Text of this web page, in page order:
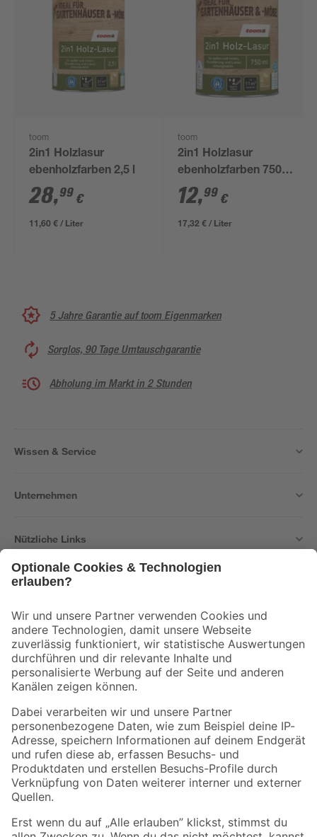
toom
2in1 Holzlasur
ebenholzfarben 2,5 l
28,99 €
11,60 € / Liter
toom
2in1 Holzlasur
ebenholzfarben 750
ml
12,99 €
17,32 € / Liter
5 Jahre Garantie auf toom Eigenmarken
Sorglos, 90 Tage Umtauschgarantie
Abholung im Markt in 2 Stunden
Wissen & Service
Unternehmen
Nützliche Links
Der toom Newsletter: Keine Angebote und Aktionen mehr verpassen!
Zur Newsletter Anmeldung
Folge uns
Zahlungsarten Versandarten
Sicher einkaufen